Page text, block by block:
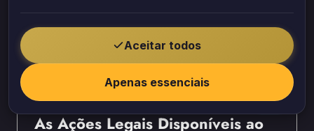
Ruído Excessivo: Falha no isolamento
Falha na Estanqueidade:
Permeabilidade à água e ao ar
As Ações Legais Disponíveis ao
Aceitar todos
Apenas essenciais